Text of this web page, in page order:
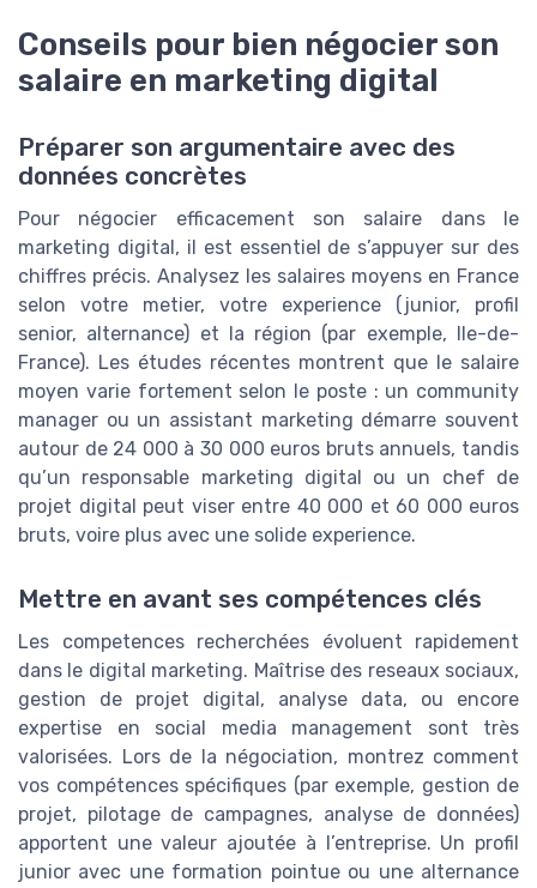
Conseils pour bien négocier son
salaire en marketing digital
Préparer son argumentaire avec des
données concrètes
Pour négocier efficacement son salaire dans le
marketing digital, il est essentiel de s’appuyer sur des
chiffres précis. Analysez les salaires moyens en France
selon votre metier, votre experience (junior, profil
senior, alternance) et la région (par exemple, Ile-de-
France). Les études récentes montrent que le salaire
moyen varie fortement selon le poste : un community
manager ou un assistant marketing démarre souvent
autour de 24 000 à 30 000 euros bruts annuels, tandis
qu’un responsable marketing digital ou un chef de
projet digital peut viser entre 40 000 et 60 000 euros
bruts, voire plus avec une solide experience.
Mettre en avant ses compétences clés
Les competences recherchées évoluent rapidement
dans le digital marketing. Maîtrise des reseaux sociaux,
gestion de projet digital, analyse data, ou encore
expertise en social media management sont très
valorisées. Lors de la négociation, montrez comment
vos compétences spécifiques (par exemple, gestion de
projet, pilotage de campagnes, analyse de données)
apportent une valeur ajoutée à l’entreprise. Un profil
junior avec une formation pointue ou une alternance